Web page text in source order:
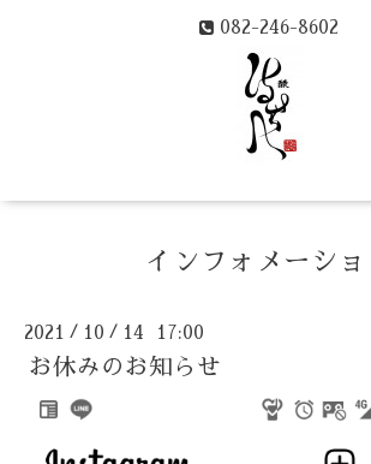
082-246-8602
インフォメーショ
2021 / 10 / 14 17:00
お休みのお知らせ